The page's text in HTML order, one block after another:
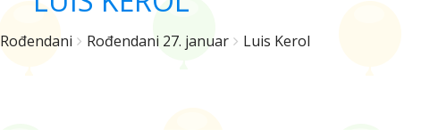
Rođendani Rođendani 27. januar Luis Kerol